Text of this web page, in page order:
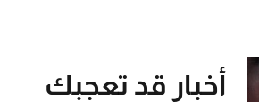
أخبار قد تعجبك